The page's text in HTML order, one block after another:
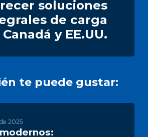
soluciones
de carga
y EE.UU.
te puede gustar:
2025